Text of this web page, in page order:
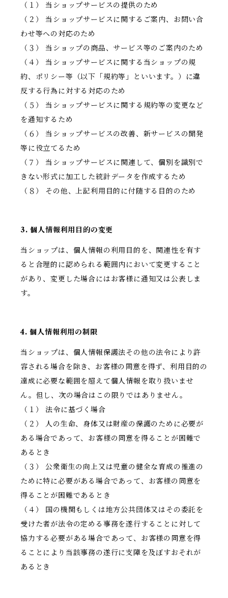
（１） 当ショップサービスの提供のため
（２） 当ショップサービスに関するご案内、お問い合
わせ等への対応のため
（３） 当ショップの商品、サービス等のご案内のため
（４） 当ショップサービスに関する当ショップの規
約、ポリシー等（以下「規約等」といいます。）に違
反する行為に対する対応のため
（５） 当ショップサービスに関する規約等の変更など
を通知するため
（６） 当ショップサービスの改善、新サービスの開発
等に役立てるため
（７） 当ショップサービスに関連して、個別を識別で
きない形式に加工した統計データを作成するため
（８） その他、上記利用目的に付随する目的のため
3. 個人情報利用目的の変更
当ショップは、個人情報の利用目的を、関連性を有す
ると合理的に認められる範囲内において変更すること
があり、変更した場合にはお客様に通知又は公表しま
す。
4. 個人情報利用の制限
当ショップは、個人情報保護法その他の法令により許
容される場合を除き、お客様の同意を得ず、利用目的の
達成に必要な範囲を超えて個人情報を取り扱いませ
ん。但し、次の場合はこの限りではありません。
（１） 法令に基づく場合
（２） 人の生命、身体又は財産の保護のために必要が
ある場合であって、お客様の同意を得ることが困難で
あるとき
（３） 公衆衛生の向上又は児童の健全な育成の推進の
ために特に必要がある場合であって、お客様の同意を
得ることが困難であるとき
（４） 国の機関もしくは地方公共団体又はその委託を
受けた者が法令の定める事務を遂行することに対して
協力する必要がある場合であって、お客様の同意を得
ることにより当該事務の遂行に支障を及ぼすおそれが
あるとき